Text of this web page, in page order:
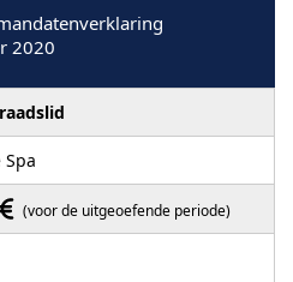
2020
Spa
(voor de uitgeoefende periode)